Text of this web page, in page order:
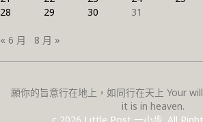
28
29 30 31
« 6 月 8 月 »
願你的旨意行在地上，如同行在天上 Your
it is in heaven.